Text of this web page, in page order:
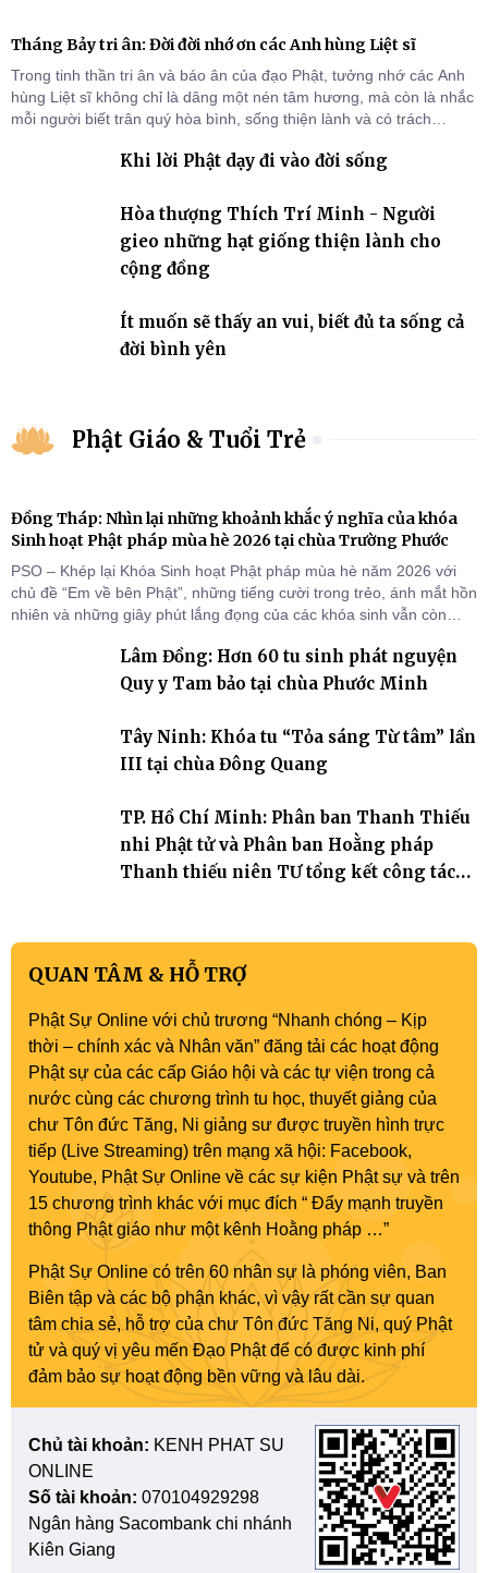
Tháng Bảy tri ân: Đời đời nhớ ơn các Anh hùng Liệt sĩ
Trong tinh thần tri ân và báo ân của đạo Phật, tưởng nhớ các Anh
hùng Liệt sĩ không chỉ là dâng một nén tâm hương, mà còn là nhắc
mỗi người biết trân quý hòa bình, sống thiện lành và có trách
Khi lời Phật dạy đi vào đời sống
Hòa thượng Thích Trí Minh - Người
gieo những hạt giống thiện lành cho
cộng đồng
Ít muốn sẽ thấy an vui, biết đủ ta sống cả
đời bình yên
Phật Giáo & Tuổi Trẻ
Đồng Tháp: Nhìn lại những khoảnh khắc ý nghĩa của khóa
Sinh hoạt Phật pháp mùa hè 2026 tại chùa Trường Phước
PSO – Khép lại Khóa Sinh hoạt Phật pháp mùa hè năm 2026 với
chủ đề “Em về bên Phật”, những tiếng cười trong trẻo, ánh mắt hồn
nhiên và những giây phút lắng đọng của các khóa sinh vẫn còn
Tháp). Những tuần tu học ngắn ngủi nhưng đã trở thành hành
trang quý báu, gieo những hạt giống thiện l
Lâm Đồng: Hơn 60 tu sinh phát nguyện
Quy y Tam bảo tại chùa Phước Minh
Tây Ninh: Khóa tu “Tỏa sáng Từ tâm” lần
III tại chùa Đông Quang
TP. Hồ Chí Minh: Phân ban Thanh Thiếu
nhi Phật tử và Phân ban Hoằng pháp
Thanh thiếu niên TƯ tổng kết công tác
QUAN TÂM & HỖ TRỢ
Phật Sự Online với chủ trương “Nhanh chóng – Kịp
thời – chính xác và Nhân văn” đăng tải các hoạt động
Phật sự của các cấp Giáo hội và các tự viện trong cả
nước cùng các chương trình tu học, thuyết giảng của
chư Tôn đức Tăng, Ni giảng sư được truyền hình trực
tiếp (Live Streaming) trên mạng xã hội: Facebook,
Youtube, Phật Sự Online về các sự kiện Phật sự và trên
15 chương trình khác với mục đích “ Đẩy mạnh truyền
thông Phật giáo như một kênh Hoằng pháp …”
Phật Sự Online có trên 60 nhân sự là phóng viên, Ban
Biên tập và các bộ phận khác, vì vậy rất cần sự quan
tâm chia sẻ, hỗ trợ của chư Tôn đức Tăng Ni, quý Phật
tử và quý vị yêu mến Đạo Phật để có được kinh phí
đảm bảo sự hoạt động bền vững và lâu dài.
Chủ tài khoản: KENH PHAT SU
ONLINE
Số tài khoản: 070104929298
Ngân hàng Sacombank chi nhánh
Kiên Giang